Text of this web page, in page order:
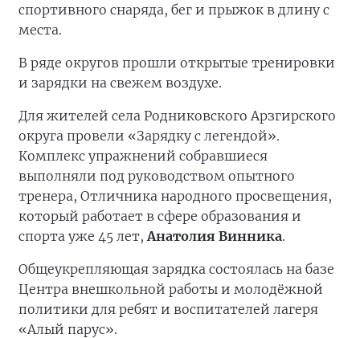
спортивного снаряда, бег и прыжок в длину с
места.
В ряде округов прошли открытые тренировки
и зарядки на свежем воздухе.
Для жителей села Родниковского Арзгирского
округа провели «Зарядку с легендой».
Комплекс упражнений собравшиеся
выполняли под руководством опытного
тренера, Отличника народного просвещения,
который работает в сфере образования и
спорта уже 45 лет, Анатолия Винника.
Общеукрепляющая зарядка состоялась на базе
Центра внешкольной работы и молодёжной
политики для ребят и воспитателей лагеря
«Алый парус».